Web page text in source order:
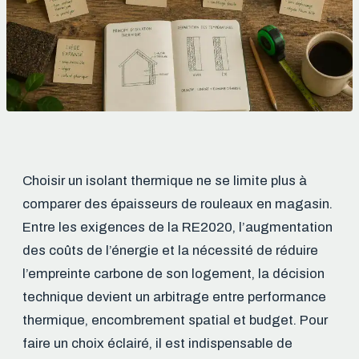
Choisir un isolant thermique ne se limite plus à
comparer des épaisseurs de rouleaux en magasin.
Entre les exigences de la RE2020, l’augmentation
des coûts de l’énergie et la nécessité de réduire
l’empreinte carbone de son logement, la décision
technique devient un arbitrage entre performance
thermique, encombrement spatial et budget. Pour
faire un choix éclairé, il est indispensable de